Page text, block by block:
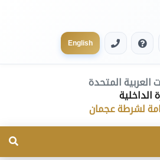
English
العربية المتحدة
الداخلية
لشرطة عجمان